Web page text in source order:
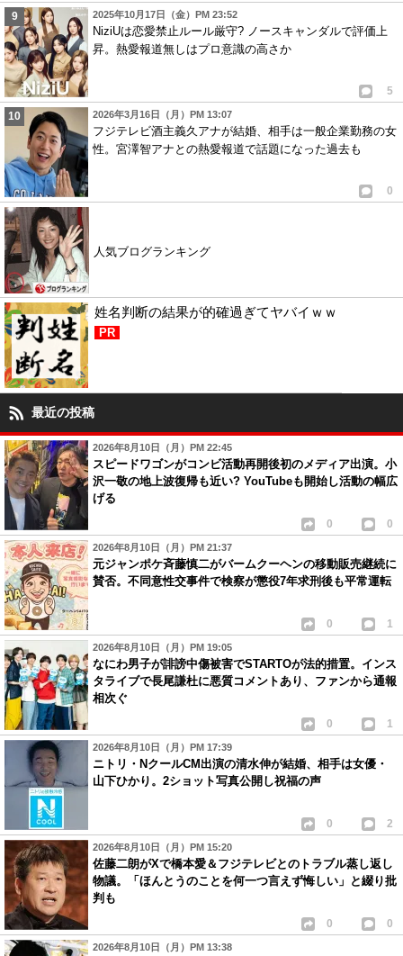
2025年10月17日（金）PM 23:52
NiziUは恋愛禁止ルール厳守? ノースキャンダルで評価上
昇。熱愛報道無しはプロ意識の高さか
5
2026年3月16日（月）PM 13:07
フジテレビ酒主義久アナが結婚、相手は一般企業勤務の女
性。宮澤智アナとの熱愛報道で話題になった過去も
0
人気ブログランキング
姓名判断の結果が的確過ぎてヤバイｗｗ
PR
最近の投稿
2026年8月10日（月）PM 22:45
スピードワゴンがコンビ活動再開後初のメディア出演。小
沢一敬の地上波復帰も近い? YouTubeも開始し活動の幅広
げる
0 0
2026年8月10日（月）PM 21:37
元ジャンポケ斉藤慎二がバームクーヘンの移動販売継続に
賛否。不同意性交事件で検察が懲役7年求刑後も平常運転
0 1
2026年8月10日（月）PM 19:05
なにわ男子が誹謗中傷被害でSTARTOが法的措置。インス
タライブで長尾謙杜に悪質コメントあり、ファンから通報
相次ぐ
0 1
2026年8月10日（月）PM 17:39
ニトリ・NクールCM出演の清水伸が結婚、相手は女優・
山下ひかり。2ショット写真公開し祝福の声
0 2
2026年8月10日（月）PM 15:20
佐藤二朗がXで橋本愛＆フジテレビとのトラブル蒸し返し
物議。「ほんとうのことを何一つ言えず悔しい」と綴り批
判も
0 0
2026年8月10日（月）PM 13:38